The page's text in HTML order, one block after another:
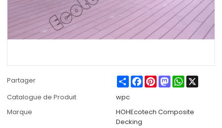
Partager ShareFacebook
PinterestMastodonWhatsApp
X
Catalogue de Produit
wpc
Marque
HOHEcotech Composite
Decking